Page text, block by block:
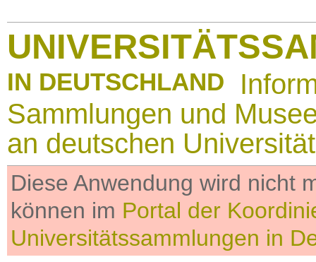
IN DEUTSCHLAND
Sammlungen und
an deutschen
Diese Anwendung wird nicht
können im Portal der
Universitätssammlungen in